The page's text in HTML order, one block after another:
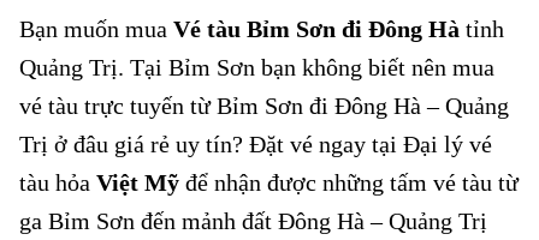
Bạn muốn mua Vé tàu Bỉm Sơn đi Đông Hà tỉnh
Quảng Trị. Tại Bỉm Sơn bạn không biết nên mua
vé tàu trực tuyến từ Bỉm Sơn đi Đông Hà – Quảng
Trị ở đâu giá rẻ uy tín? Đặt vé ngay tại Đại lý vé
tàu hỏa Việt Mỹ để nhận được những tấm vé tàu từ
ga Bỉm Sơn đến mảnh đất Đông Hà – Quảng Trị